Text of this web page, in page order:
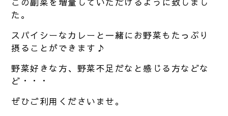
この副菜を増量していただけるように致しまし
た。
スパイシーなカレーと一緒にお野菜もたっぷり
摂ることができます♪
野菜好きな方、野菜不足だなと感じる方などな
ど・・・
ぜひご利用くださいませ。